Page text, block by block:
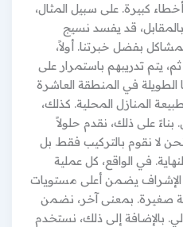
كبيرة. على سبيل المثال،
قد يفسد نسيج
بفضل خبرتنا. أولاً،
يتم تدريبهم باستمرار على
في المنطقة العاشرة
المنازل المحلية. كذلك،
على ذلك، نقدم حلولاً
نقوم بالتركيب فقط. بل
في الواقع، كل عملية
يضمن أعلى مستويات
صغيرة. بمعنى آخر، نضمن
بالإضافة إلى ذلك، نستخدم